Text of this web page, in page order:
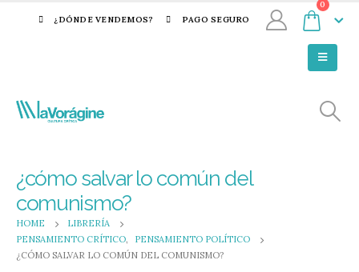
¿DÓNDE VENDEMOS? PAGO SEGURO
0
¿cómo salvar lo común del
comunismo?
HOME
LIBRERÍA
PENSAMIENTO CRÍTICO,
PENSAMIENTO POLÍTICO
¿CÓMO SALVAR LO COMÚN DEL COMUNISMO?